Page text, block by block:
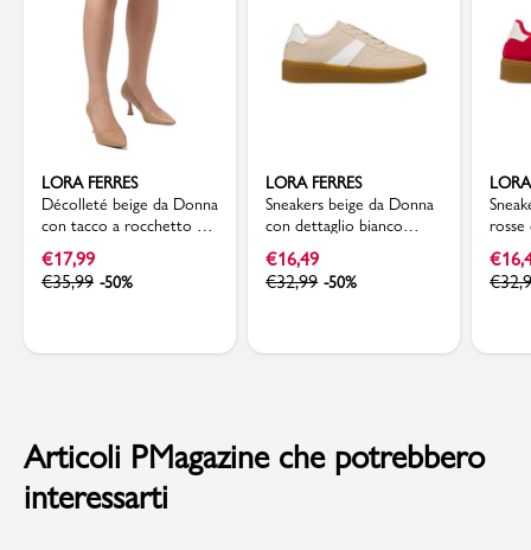
LORA FERRES
Décolleté beige da Donna
con tacco a rocchetto 7
cm Lora Ferres
€17,99
€35,99 -50%
LORA FERRES
Sneakers beige da Donna
con dettaglio bianco
laterale Lora Ferres
€16,49
€32,99 -50%
rosse
Lora
€
€
Articoli PMagazine che potrebbero
interessarti